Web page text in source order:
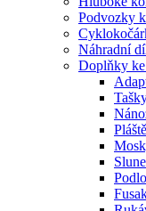
Podvozky
Náhradní
Doplňky